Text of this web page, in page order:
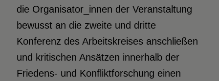
die Organisator_innen der Veranstaltung
bewusst an die zweite und dritte
Konferenz des Arbeitskreises anschließen
und kritischen Ansätzen innerhalb der
Friedens- und Konfliktforschung einen